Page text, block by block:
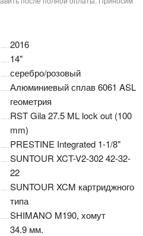
2016
14"
серебро/розовый
Алюминиевый сплав 6061 ASL
геометрия
RST Gila 27.5 ML lock out (100
mm)
PRESTINE Integrated 1-1/8"
SUNTOUR XCT-V2-302 42-32-
22
SUNTOUR XCM картриджного
типа
SHIMANO M190, хомут
34.9 мм.